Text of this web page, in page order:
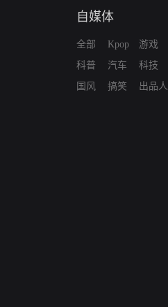
自媒体
全部
科普
国风
Kpop
汽车
搞笑
游戏
科技
出品人